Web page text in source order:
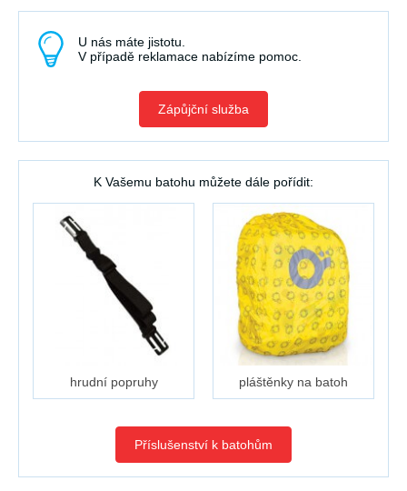
U nás máte jistotu.
V případě reklamace nabízíme pomoc.
Zápůjční služba
K Vašemu batohu můžete dále pořídit:
hrudní popruhy pláštěnky na batoh
Příslušenství k batohům